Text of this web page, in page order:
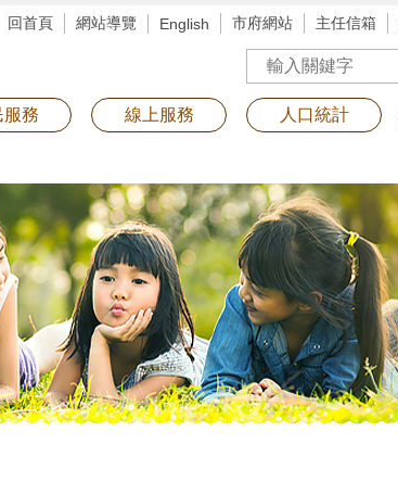
回首頁 網站導覽 English 市府網站 主任信箱
搜尋
服務 線上服務 人口統計